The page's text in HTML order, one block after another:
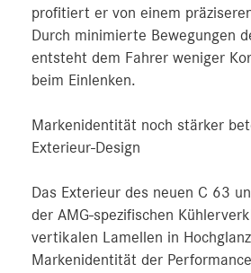
profitiert er von einem
Durch minimierte Bewegungen
entsteht dem Fahrer weniger
beim Einlenken.
Markenidentität noch stärker
Exterieur-Design
Das Exterieur des neuen C 63
der AMG-spezifischen
vertikalen Lamellen in
Markenidentität der